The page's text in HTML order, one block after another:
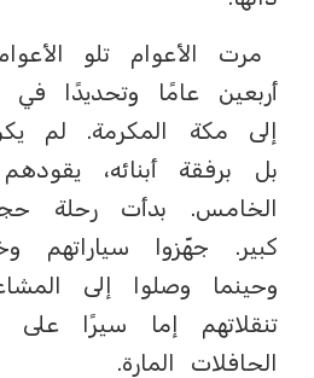
مرت الأعوام تلو
إلى مكة المكرمة. لم
بل برفقة أبنائه،
الخامس. بدأت رحلة
كبير. جهّزوا سياراتهم
وحينما وصلوا إلى
تنقلاتهم إما سيرًا على
الحافلات المارة.